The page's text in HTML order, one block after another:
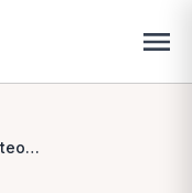
Riconoscimento dell'osteopatia in Italia: cosa significa per pazienti e professionisti